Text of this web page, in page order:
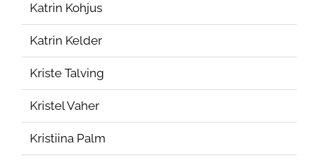
Katrin Kohjus
Katrin Kelder
Kriste Talving
Kristel Vaher
Kristiina Palm